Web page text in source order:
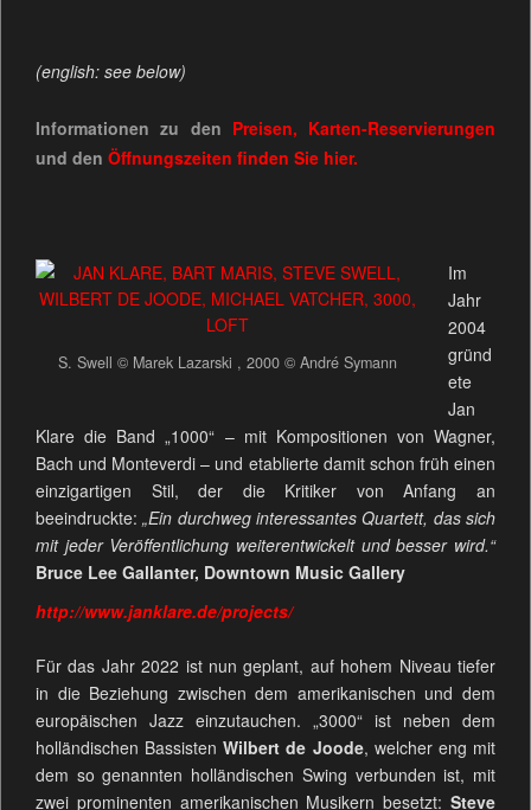
(english: see below)
Informationen zu den Preisen, Karten-Reservierungen
und den Öffnungszeiten finden Sie hier.
S. Swell © Marek Lazarski , 2000 © André Symann
Im
Jahr
2004
gründ
ete
Jan
Klare die Band „1000“ – mit Kompositionen von Wagner,
Bach und Monteverdi – und etablierte damit schon früh einen
einzigartigen Stil, der die Kritiker von Anfang an
beeindruckte:„Ein durchweg interessantes Quartett, das sich
mit jeder Veröffentlichung weiterentwickelt und besser wird.“
Bruce Lee Gallanter, Downtown Music Gallery
http://www.janklare.de/projects/
Für das Jahr 2022 ist nun geplant, auf hohem Niveau tiefer
in die Beziehung zwischen dem amerikanischen und dem
europäischen Jazz einzutauchen. „3000“ ist neben dem
holländischen BassistenWilbert de Joode, welcher eng mit
dem so genannten holländischen Swing verbunden ist, mit
zwei prominenten amerikanischen Musikern besetzt:Steve